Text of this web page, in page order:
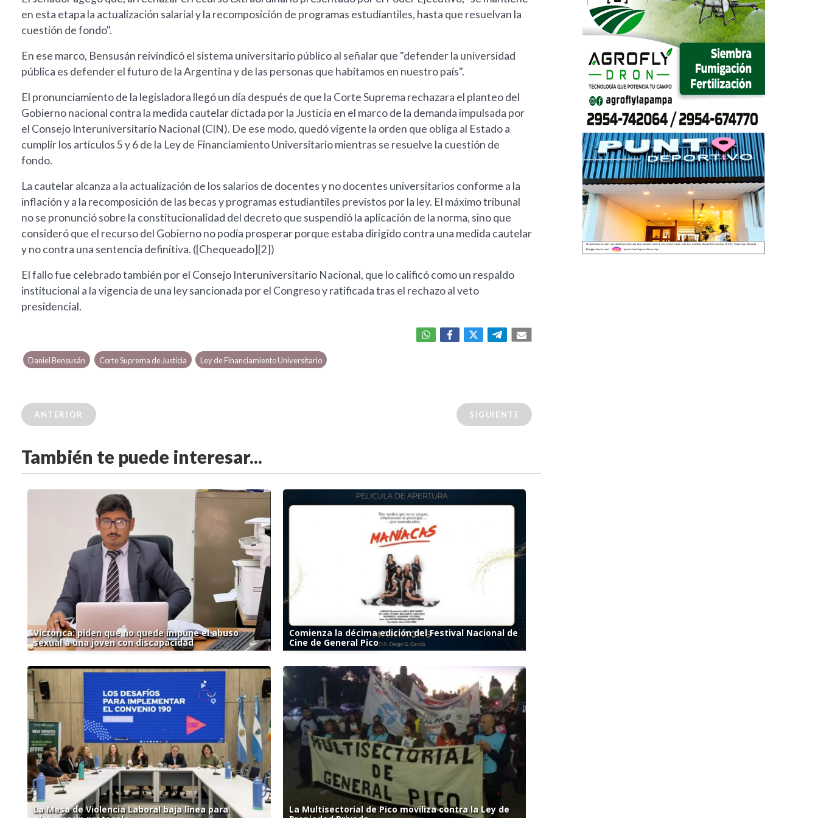
en esta etapa la actualización salarial y la recomposición de programas estudiantiles, hasta que resuelvan la
cuestión de fondo".
En ese marco, Bensusán reivindicó el sistema universitario público al señalar que "defender la universidad
pública es defender el futuro de la Argentina y de las personas que habitamos en nuestro país".
El pronunciamiento de la legisladora llegó un día después de que la Corte Suprema rechazara el planteo del
Gobierno nacional contra la medida cautelar dictada por la Justicia en el marco de la demanda impulsada por
el Consejo Interuniversitario Nacional (CIN). De ese modo, quedó vigente la orden que obliga al Estado a
cumplir los artículos 5 y 6 de la Ley de Financiamiento Universitario mientras se resuelve la cuestión de
fondo.
La cautelar alcanza a la actualización de los salarios de docentes y no docentes universitarios conforme a la
inflación y a la recomposición de las becas y programas estudiantiles previstos por la ley. El máximo tribunal
no se pronunció sobre la constitucionalidad del decreto que suspendió la aplicación de la norma, sino que
consideró que el recurso del Gobierno no podía prosperar porque estaba dirigido contra una medida cautelar
y no contra una sentencia definitiva. ([Chequeado][2])
El fallo fue celebrado también por el Consejo Interuniversitario Nacional, que lo calificó como un respaldo
institucional a la vigencia de una ley sancionada por el Congreso y ratificada tras el rechazo al veto
presidencial.
Daniel Bensusán Corte Suprema de Justicia Ley de Financiamiento Universitario
ANTERIOR SIGUIENTE
También te puede interesar...
Victorica: piden que no quede impune el abuso
sexual a una joven con discapacidad
Comienza la décima edición del Festival Nacional de
Cine de General Pico
La Mesa de Violencia Laboral baja línea para
La Multisectorial de Pico moviliza contra la Ley de